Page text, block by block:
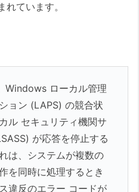
ています。
Windows ローカル管理
ョン (LAPS) の競合状
ル セキュリティ機関サ
が応答を停止する
は、システムが複数の
を同時に処理するとき
違反のエラー コードが